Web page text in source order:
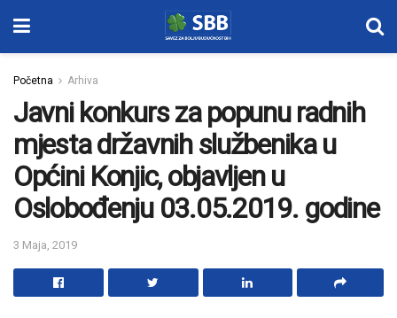
Početna Arhiva
Javni konkurs za popunu radnih
mjesta državnih službenika u
Općini Konjic, objavljen u
Oslobođenju 03.05.2019. godine
3 Maja, 2019